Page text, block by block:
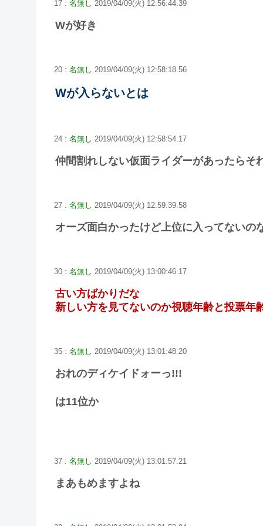
17 : 名無し 2019/04/09(火) 12:56:44.39
Wが好き
20 : 名無し 2019/04/09(火) 12:58:18.56
Wが入らないとは
24 : 名無し 2019/04/09(火) 12:58:54.17
仲間割れしない仮面ライダーがあったらそ
27 : 名無し 2019/04/09(火) 12:59:39.58
オーズ面白かったけど上位に入ってないの
30 : 名無し 2019/04/09(火) 13:00:46.17
古い方ばかりだな
新しい方を見てないのか視聴年齢と投票年
35 : 名無し 2019/04/09(火) 13:01:48.20
おれのディケイドォーっ!!!
は11位か
37 : 名無し 2019/04/09(火) 13:01:57.21
まあもめますよね